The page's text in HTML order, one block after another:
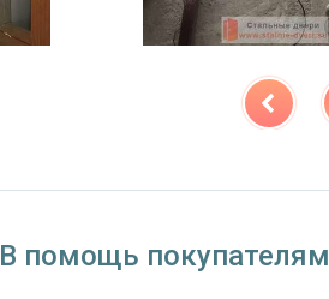
В помощь покупателям